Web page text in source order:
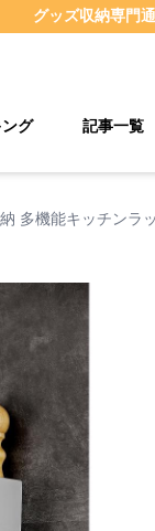
グッズ収納専門
グ 記事一覧
多機能キッチンラ